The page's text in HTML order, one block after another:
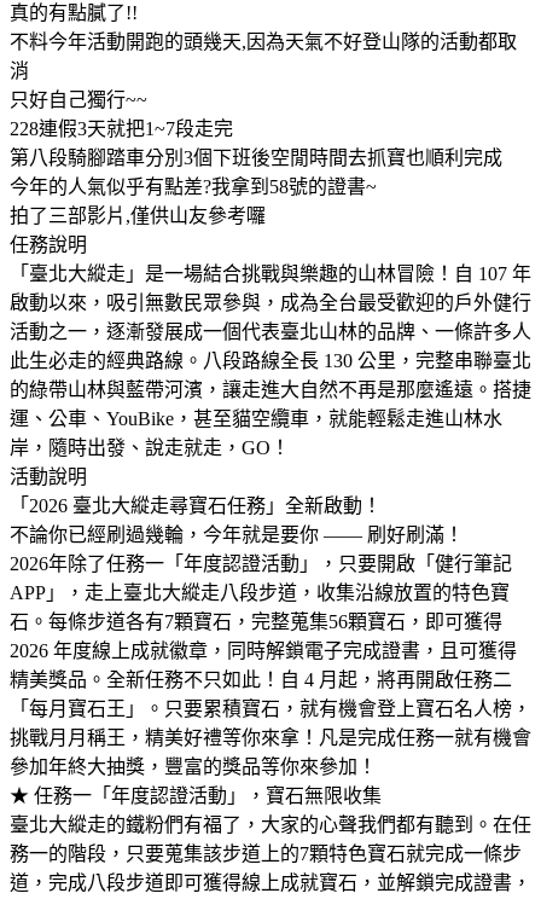
真的有點膩了!!
不料今年活動開跑的頭幾天,因為天氣不好登山隊的活動都取
消
只好自己獨行~~
228連假3天就把1~7段走完
第八段騎腳踏車分別3個下班後空閒時間去抓寶也順利完成
今年的人氣似乎有點差?我拿到58號的證書~
拍了三部影片,僅供山友參考囉
任務說明
「臺北大縱走」是一場結合挑戰與樂趣的山林冒險！自 107 年
啟動以來，吸引無數民眾參與，成為全台最受歡迎的戶外健行
活動之一，逐漸發展成一個代表臺北山林的品牌、一條許多人
此生必走的經典路線。八段路線全長 130 公里，完整串聯臺北
的綠帶山林與藍帶河濱，讓走進大自然不再是那麼遙遠。搭捷
運、公車、YouBike，甚至貓空纜車，就能輕鬆走進山林水
岸，隨時出發、說走就走，GO！
活動說明
「2026 臺北大縱走尋寶石任務」全新啟動！
不論你已經刷過幾輪，今年就是要你 —— 刷好刷滿！
2026年除了任務一「年度認證活動」，只要開啟「健行筆記
APP」，走上臺北大縱走八段步道，收集沿線放置的特色寶
石。每條步道各有7顆寶石，完整蒐集56顆寶石，即可獲得
2026 年度線上成就徽章，同時解鎖電子完成證書，且可獲得
精美獎品。全新任務不只如此！自 4 月起，將再開啟任務二
「每月寶石王」。只要累積寶石，就有機會登上寶石名人榜，
挑戰月月稱王，精美好禮等你來拿！凡是完成任務一就有機會
參加年終大抽獎，豐富的獎品等你來參加！
★ 任務一「年度認證活動」，寶石無限收集
臺北大縱走的鐵粉們有福了，大家的心聲我們都有聽到。在任
務一的階段，只要蒐集該步道上的7顆特色寶石就完成一條步
道，完成八段步道即可獲得線上成就寶石，並解鎖完成證書，